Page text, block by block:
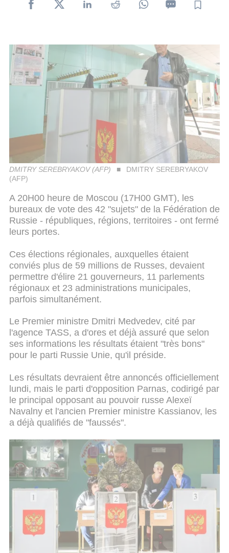
DMITRY SEREBRYAKOV (AFP)
DMITRY SEREBRYAKOV
(AFP)
A 20H00 heure de Moscou (17H00 GMT), les
bureaux de vote des 42 "sujets" de la Fédération de
Russie - républiques, régions, territoires - ont fermé
leurs portes.
Ces élections régionales, auxquelles étaient
conviés plus de 59 millions de Russes, devaient
permettre d'élire 21 gouverneurs, 11 parlements
régionaux et 23 administrations municipales,
parfois simultanément.
Le Premier ministre Dmitri Medvedev, cité par
l'agence TASS, a d'ores et déjà assuré que selon
ses informations les résultats étaient "très bons"
pour le parti Russie Unie, qu'il préside.
Les résultats devraient être annoncés officiellement
lundi, mais le parti d'opposition Parnas, codirigé par
le principal opposant au pouvoir russe Alexeï
Navalny et l'ancien Premier ministre Kassianov, les
a déjà qualifiés de "faussés".